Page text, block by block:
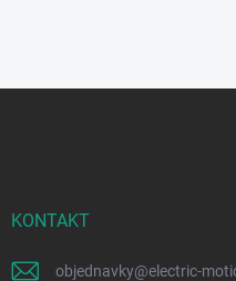
KONTAKT
objednavky@electric-